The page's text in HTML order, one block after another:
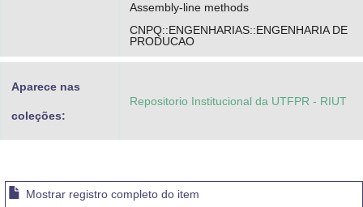
Assembly-line methods
CNPQ::ENGENHARIAS::ENGENHARIA DE
PRODUCAO
Aparece nas
coleções:
Repositorio Institucional da UTFPR - RIUT
Mostrar registro completo do item